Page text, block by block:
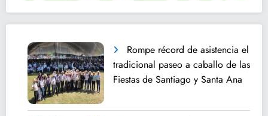
Rompe récord de asistencia el
tradicional paseo a caballo de las
Fiestas de Santiago y Santa Ana